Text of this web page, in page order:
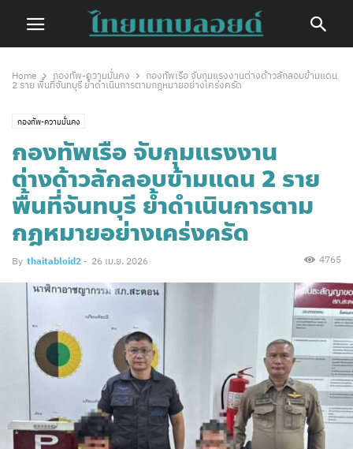
Home กองทัพ-ความมั่นคง
กองทัพเรือ จับกุมแรงงานต่างด้าวลักลอบข้ามแดน
2 ราย พื้นที่จันทบุรี ย้ำดำเนินการตามกฎหมายอย่างเคร่งครัด
กองทัพ-ความมั่นคง
กองทัพเรือ จับกุมแรงงาน
ต่างด้าวลักลอบข้ามแดน 2 ราย
พื้นที่จันทบุรี ย้ำดำเนินการตาม
กฎหมายอย่างเคร่งครัด
By thaitabloid2 - 26 เม.ย. 2026 4765